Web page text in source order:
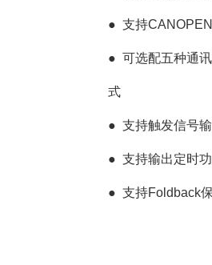
● 支持
● 可选配五种通
式
● 支持触发信号
● 支持输出定时
● 支持Foldback